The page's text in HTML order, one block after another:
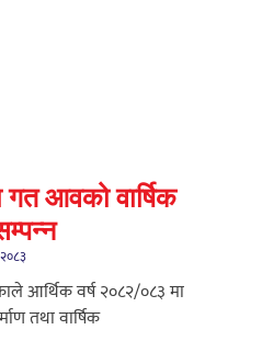
आवको वार्षिक
आर्थिक वर्ष २०८२/०८३ मा
तथा वार्षिक